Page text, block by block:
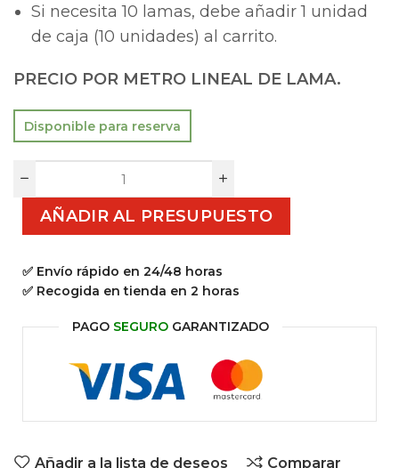
Si necesita 10 lamas, debe añadir 1 unidad
de caja (10 unidades) al carrito.
PRECIO POR METRO LINEAL DE LAMA.
Disponible para reserva
AÑADIR AL PRESUPUESTO
✅ Envío rápido en 24/48 horas
✅ Recogida en tienda en 2 horas
PAGO SEGURO GARANTIZADO
Añadir a la lista de deseos Comparar